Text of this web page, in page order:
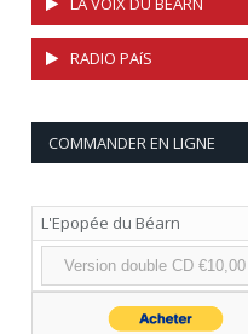
RADIO PAíS
COMMANDER EN LIGNE
L'Epopée du Béarn